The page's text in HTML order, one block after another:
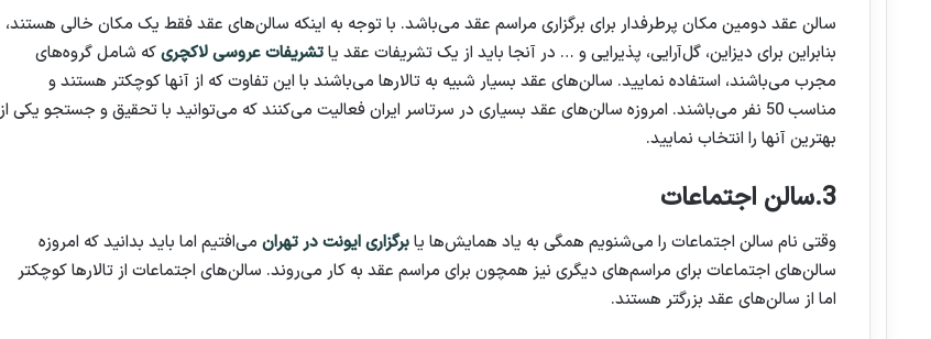
سالن عقد دومین مکان پرطرفدار برای برگزاری مراسم عقد می‌باشد. با توجه به اینکه سالن‌های عقد فقط یک مکان خالی هستند،
بنابراین برای دیزاین، گل‌آرایی، پذیرایی و … در آنجا باید از یک تشریفات عقد یاتشریفات عروسی لاکچریکه شامل گروه‌های
مجرب می‌باشند، استفاده نمایید. سالن‌های عقد بسیار شبیه به تالارها می‌باشند با این تفاوت که از آنها کوچکتر هستند و
مناسب 50 نفر می‌باشند. امروزه سالن‌های عقد بسیاری در سرتاسر ایران فعالیت می‌کنند که می‌توانید با تحقیق و جستجو یکی از
بهترین آنها را انتخاب نمایید.
3.سالن اجتماعات
وقتی نام سالن اجتماعات را می‌شنویم همگی به یاد همایش‌ها یابرگزاری ایونت در تهران می‌افتیم اما باید بدانید که امروزه
سالن‌های اجتماعات برای مراسم‌های دیگری نیز همچون برای مراسم عقد به کار می‌روند. سالن‌های اجتماعات از تالارها کوچکتر
اما از سالن‌های عقد بزرگتر هستند.